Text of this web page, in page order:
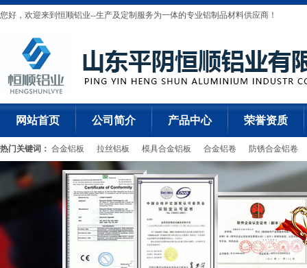
您好，欢迎来到恒顺铝业--生产及定制服务为一体的专业铝制品材料供应商！
网站首页 公司简介 产品中心 荣誉资质
热门关键词： 合金铝板 拉丝铝板 模具合金铝板 合金铝卷 防锈合金铝卷